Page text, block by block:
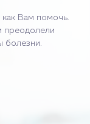
Вам помочь.
преодолели
болезни.